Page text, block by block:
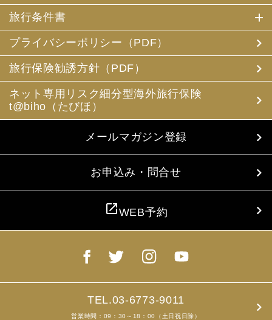
め、当社の保有するお客様の個人データを土産物店に提供
することがあります。この場合、お客様の氏名、パスポー
ト番号及び搭乗される航空便名等に係る個人データを、予
め電磁的方法等で送付することによって提供いたします。
お客様の旅行中の連絡先の方の個人情報をお伺いすること
があります。この個人情報は、お客様に疾病等があった場
合で連絡先の方へ連絡の必要があると当社が認めた場合に
使用させていただきます。お客様は、連絡先の方の個人情
報を当社らに提供することについて連絡先の方の同意を得
るものとします。
4. お客様個人情報の収集・利用について
当社は、お客様の個人情報を収集、利用するにあたり、以
下の取扱いをしておりますことを予めご承知おき願いま
(1) 収集目的、利用範囲をパンフレット、お申込書に明示
(2) お客様の同意がない限り、収集目的以外に使用いたし
し、同意を得ます。
(4) お客様が未成年者の場合、親権者の同意を得ます。
た、お申込のあった旅行の手配及び旅程の管理のために、
以下の当社のグループ企業とお客様情報を共有する場合が
ありますが、厳重に管理・保管いたします。
旅行条件書
プライバシーポリシー（PDF）
旅行保険勧誘方針（PDF）
ネット専用リスク細分型海外旅行保険
t@biho（たびほ）
メールマガジン登録
お申込み・問合せ
open_in_newWEB予約
TEL.03-6773-9011
営業時間：09：30～18：00（土日祝日除）